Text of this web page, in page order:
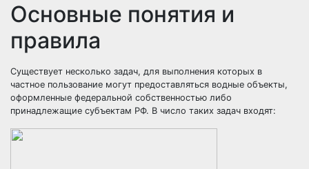
Основные понятия и
правила
Существует несколько задач, для выполнения которых в
частное пользование могут предоставляться водные объекты,
оформленные федеральной собственностью либо
принадлежащие субъектам РФ. В число таких задач входят: